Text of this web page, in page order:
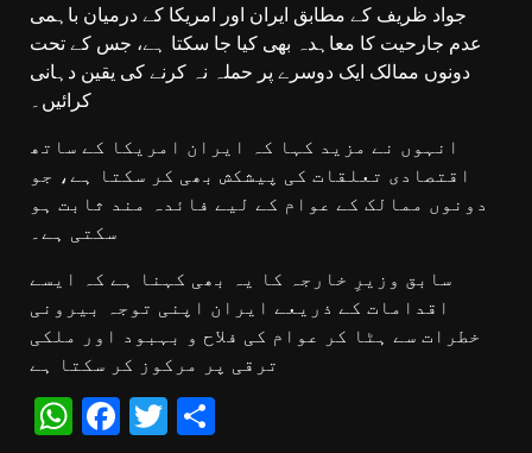
جواد ظریف کے مطابق ایران اور امریکا کے درمیان باہمی
عدم جارحیت کا معاہدہ بھی کیا جا سکتا ہے، جس کے تحت
دونوں ممالک ایک دوسرے پر حملہ نہ کرنے کی یقین دہانی
کرائیں۔
انہوں نے مزید کہا کہ ایران امریکا کے ساتھ
اقتصادی تعلقات کی پیشکش بھی کر سکتا ہے، جو
دونوں ممالک کے عوام کے لیے فائدہ مند ثابت ہو
سکتی ہے۔
سابق وزیرِ خارجہ کا یہ بھی کہنا ہے کہ ایسے
اقدامات کے ذریعے ایران اپنی توجہ بیرونی
خطرات سے ہٹا کر عوام کی فلاح و بہبود اور ملکی
ترقی پر مرکوز کر سکتا ہے
WhatsApp
Facebook
Twitter